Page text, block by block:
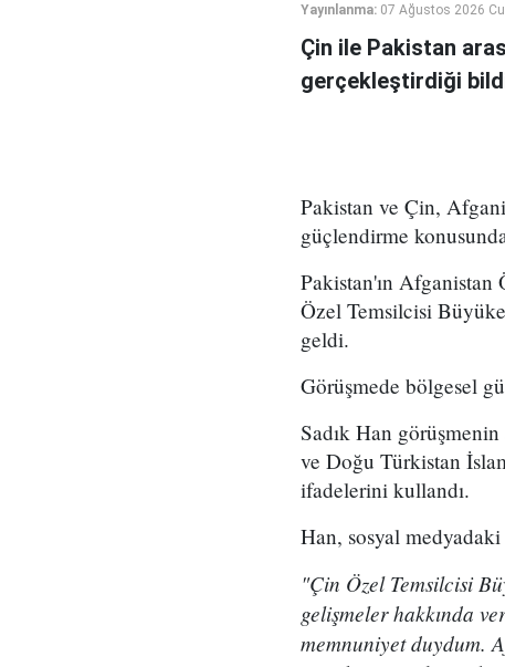
Yayınlanma: 07 Ağustos 2026
Çin ile Pakistan
gerçekleştirdiği
Pakistan ve Çin,
güçlendirme
Pakistan'ın
Özel Temsilcisi
geldi.
Görüşmede bölgesel
Sadık Han
ve Doğu Türkistan
ifadelerini kullandı.
Han, sosyal medyadaki
"Çin Özel Temsilcisi
gelişmeler hakkında
memnuniyet duydum.